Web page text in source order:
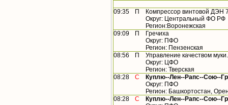
09:35 П
Компрессор винтовой ДЭН
Округ: Центральный ФО РФ
Регион:Воронежская
09:09
П
Гречиха
Округ: ПФО
Регион: Пензенская
08:56
П Управление качеством
Округ: ЦФО
Регион: Тверская
08:28
С
Куплю--Лен--Рапс--Сою--
Округ: ПФО
Регион: Башкортостан,
08:28
С
Куплю--Лен--Рапс--Сою--